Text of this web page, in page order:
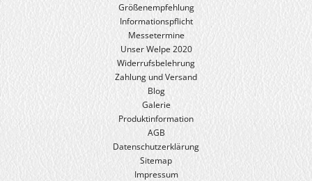
Größenempfehlung
Informationspflicht
Messetermine
Unser Welpe 2020
Widerrufs­belehrung
Zahlung und Versand
Blog
Galerie
Produkt­information
AGB
Datenschutzerklärung
Sitemap
Impressum